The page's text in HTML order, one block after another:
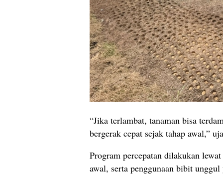
“Jika terlambat, tanaman bisa
bergerak cepat sejak tahap awal,”
Program percepatan dilakukan
awal, serta penggunaan bibit